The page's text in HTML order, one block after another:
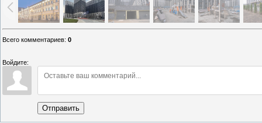
Всего комментариев: 0
Войдите:
Отправить